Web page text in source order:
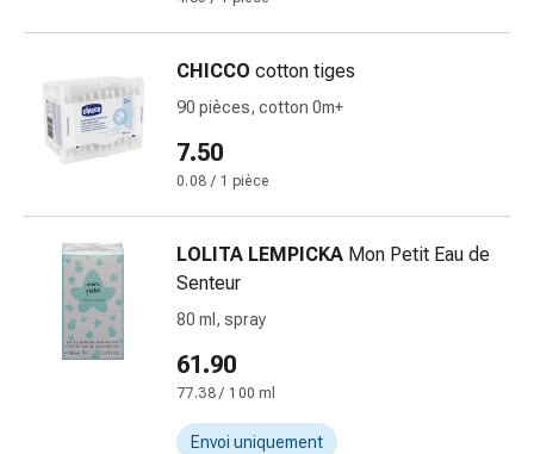
des
yeux
pour
yeux
yeux
Cœur
et
Circulation
Thérapie
cardiaque
CHICCO cotton tiges
90 pièces, cotton 0m+
7.50
0.08 / 1 pièce
LOLITA LEMPICKA Mon Petit Eau de
Senteur
80 ml, spray
61.90
77.38 / 100 ml
Envoi uniquement